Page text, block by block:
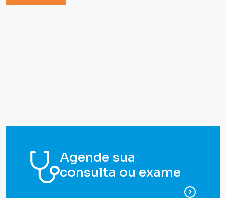
Agende sua
consulta ou exame
para